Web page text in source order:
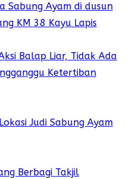
Sabung Ayam di dusun
KM 38 Kayu Lapis
Balap Liar, Tidak Ada
Ketertiban
Judi Sabung Ayam
Berbagi Takjil